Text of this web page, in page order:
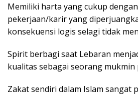
Memiliki harta yang cukup
pekerjaan/karir yang
konsekuensi logis selagi tidak
Spirit berbagi saat Lebaran
kualitas sebagai seorang mukmin
Zakat sendiri dalam Islam sangat